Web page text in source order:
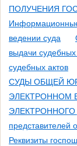
ПОЛУЧЕНИЯ
ведении суда
выдачи
судебных актов
СУДЫ ОБЩЕЙ
ЭЛЕКТРОННОМ
представителей
Реквизиты